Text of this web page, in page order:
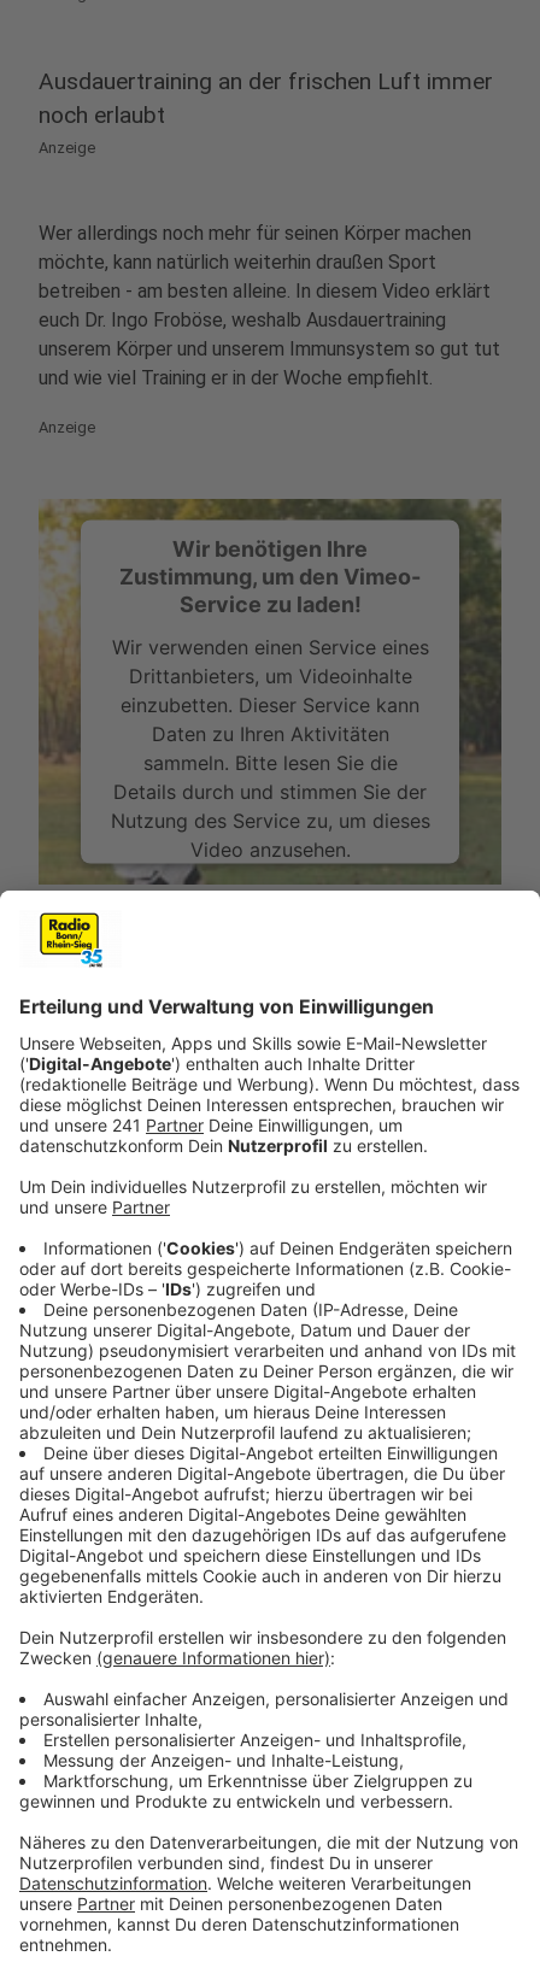
Ausdauertraining an der frischen Luft immer
noch erlaubt
Anzeige
Wer allerdings noch mehr für seinen Körper machen
möchte, kann natürlich weiterhin draußen Sport
betreiben - am besten alleine. In diesem Video erklärt
euch Dr. Ingo Froböse, weshalb Ausdauertraining
unserem Körper und unserem Immunsystem so gut tut
und wie viel Training er in der Woche empfiehlt.
Anzeige
Wir benötigen Ihre
Zustimmung, um den Vimeo-
Service zu laden!
Wir verwenden einen Service eines
Drittanbieters, um Videoinhalte
einzubetten. Dieser Service kann
Daten zu Ihren Aktivitäten
sammeln. Bitte lesen Sie die
Details durch und stimmen Sie der
Nutzung des Service zu, um dieses
Video anzusehen.
Mehr Informationen
powered byUsercentrics Consent
Es ist weiterhin erlaubt, draußen - am besten - alleine -
Sport zu machen. Weshalb Ausdauertraining so wichtig
ist, erklärt Dr. Froböse in diesem Video.
Sportstunde für die Kinder
Anzeige
Bewegung. Das wissen alle Eltern. Der
Basketballverein ALBA Berlin hat deshalb seit rund
einer Woche eine interaktive "Sportstunde"
entwickelt. Die Videos werden auf derYouTube
hochgeladen und richten sich an Kinder im Kita- und
Grundschulalter. Über eine Million mal wurden die
Videos jeweils schon angeklickt. Wir haben hier die
ersten beiden Übungseinheiten für euch.
Anzeige
Wir benötigen Ihre
Zustimmung, um den YouTube
Video-Service zu laden!
Wir verwenden einen Service eines
Drittanbieters, um Videoinhalte
einzubetten. Dieser Service kann
sammeln. Bitte lesen Sie die
Details durch und stimmen Sie der
Nutzung des Service zu, um dieses
Video anzusehen.